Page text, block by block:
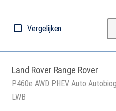
Vergelijken
Land Rover Range Rover
P460e AWD PHEV Auto
LWB